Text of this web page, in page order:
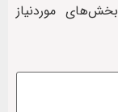
بخش‌های موردنیاز